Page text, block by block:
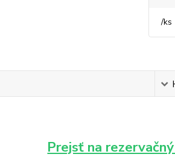
/ks
Prejsť na